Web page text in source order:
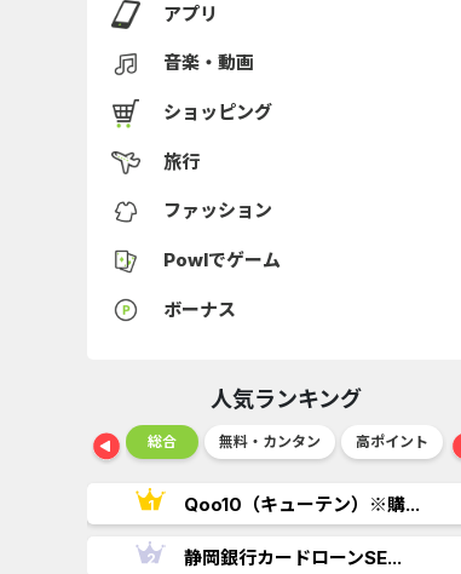
アプリ
音楽・動画
ショッピング
旅行
ファッション
Powlでゲーム
ボーナス
人気ランキング
ショッピング 総合 無料・カンタン 高ポイント
Qoo10（キューテン）※購...
静岡銀行カードローンSE...